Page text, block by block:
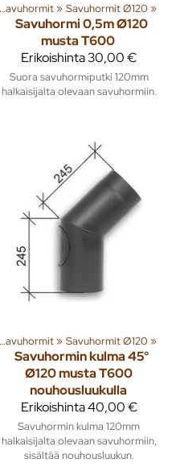
Savuhormit‪» Savuhormit Ø120 ‪»
Savuhormi 0,5m Ø120
musta T600
Erikoishinta30,00 €
Suora savuhormiputki 120mm
halkaisijalta olevaan savuhormiin.
Savuhormit‪» Savuhormit Ø120 ‪»
Savuhormin kulma 45°
Ø120 musta T600
nouhousluukulla
Erikoishinta40,00 €
Savuhormin kulma 120mm
halkaisijalta olevaan savuhormiin,
sisältää nouhousluukun.